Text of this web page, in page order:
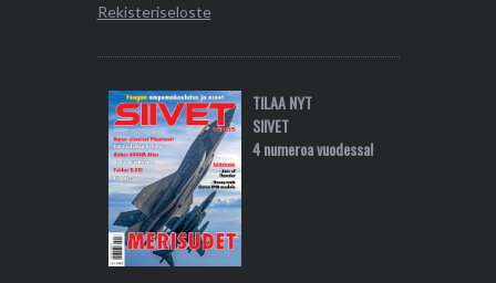
Rekisteriseloste
TILAA NYT
SIIVET
4 numeroa vuodessa!